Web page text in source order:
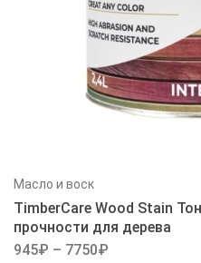
Масло и воск
TimberCare Wood Stain
прочности для дерева
945₽ – 7750₽